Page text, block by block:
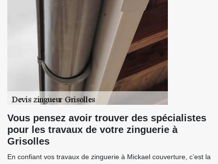
Vous pensez avoir trouver des spécialistes
pour les travaux de votre zinguerie à
Grisolles
En confiant vos travaux de zinguerie à Mickael couverture, c’est la